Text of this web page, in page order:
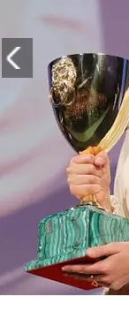
WEB
RADIO
PLAYLIST
NEWS
FOTO
CONCORSI
EVENTI